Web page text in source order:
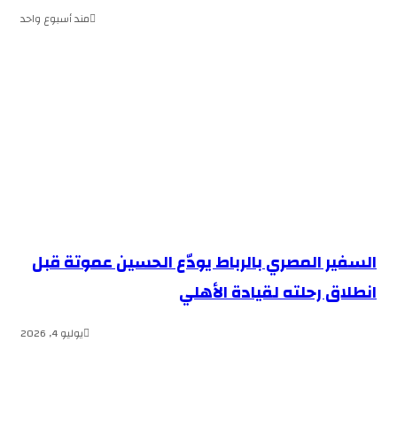
مند أسبوع واحد
السفير المصري بالرباط يودّع الحسين عموتة قبل
انطلاق رحلته لقيادة الأهلي
يوليو 4, 2026